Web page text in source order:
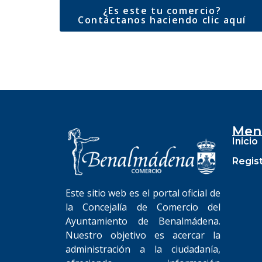
¿Es este tu comercio?
Contáctanos haciendo clic aquí
Este sitio web es el portal oficial de
la Concejalía de Comercio del
Ayuntamiento de Benalmádena.
Nuestro objetivo es acercar la
administración a la ciudadanía,
Inicio